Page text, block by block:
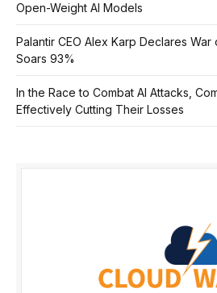
Open-Weight AI Models
Palantir CEO Alex Karp Declares War
Soars 93%
In the Race to Combat AI Attacks,
Effectively Cutting Their Losses